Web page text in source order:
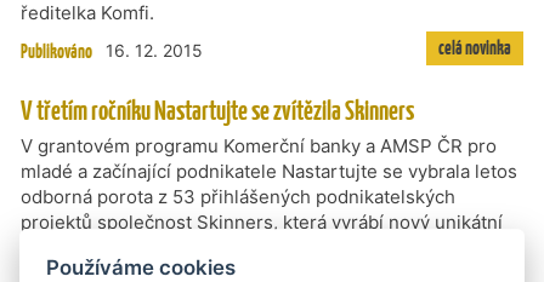
ředitelka Komfi.
Publikováno 16. 12. 2015 celá novinka
V třetím ročníku Nastartujte se zvítězila Skinners
V grantovém programu Komerční banky a AMSP ČR pro
mladé a začínající podnikatele Nastartujte se vybrala letos
odborná porota z 53 přihlášených podnikatelských
projektů společnost Skinners, která vyrábí nový unikátní
elastického úpletu a dvouvrstvé podrážky s vysokým
Používáme cookies